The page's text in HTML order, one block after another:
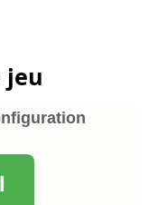
jeu